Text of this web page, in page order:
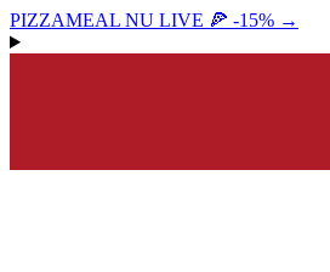
PIZZAMEAL NU LIVE 🍕 -15% →